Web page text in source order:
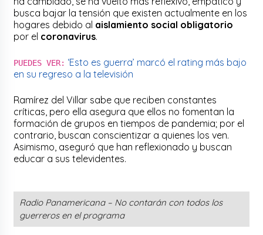
busca bajar la tensión que existen actualmente en los
hogares debido al aislamiento social obligatorio
por el coronavirus.
PUEDES VER: ‘Esto es guerra’ marcó el rating más bajo
en su regreso a la televisión
Ramírez del Villar sabe que reciben constantes
críticas, pero ella asegura que ellos no fomentan la
formación de grupos en tiempos de pandemia; por el
contrario, buscan conscientizar a quienes los ven.
Asimismo, aseguró que han reflexionado y buscan
educar a sus televidentes.
Radio Panamericana – No contarán con todos los
guerreros en el programa